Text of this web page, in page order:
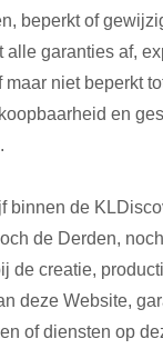
beperkt of
alle garanties af,
niet beperkt
en
binnen de
de Derden,
de creatie,
deze Website,
of diensten op